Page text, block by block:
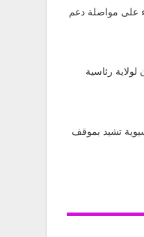
على مواصلة دعم
رئاسية
تشيد بموقف